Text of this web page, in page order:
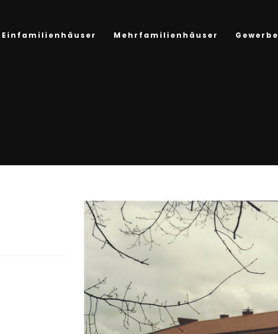
Einfamilienhäuser Mehrfamilienhäuser Gewerbe